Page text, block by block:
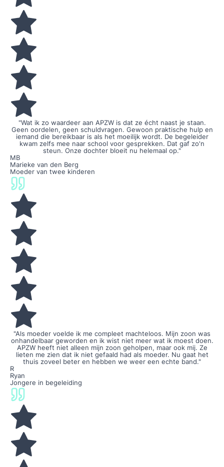
"Wat ik zo waardeer aan APZW is dat ze écht naast je staan.
Geen oordelen, geen schuldvragen. Gewoon praktische hulp en
iemand die bereikbaar is als het moeilijk wordt. De begeleider
kwam zelfs mee naar school voor gesprekken. Dat gaf zo'n
steun. Onze dochter bloeit nu helemaal op."
MB
Marieke van den Berg
Moeder van twee kinderen
"Als moeder voelde ik me compleet machteloos. Mijn zoon was
onhandelbaar geworden en ik wist niet meer wat ik moest doen.
APZW heeft niet alleen mijn zoon geholpen, maar ook mij. Ze
lieten me zien dat ik niet gefaald had als moeder. Nu gaat het
thuis zoveel beter en hebben we weer een echte band."
R
Ryan
Jongere in begeleiding